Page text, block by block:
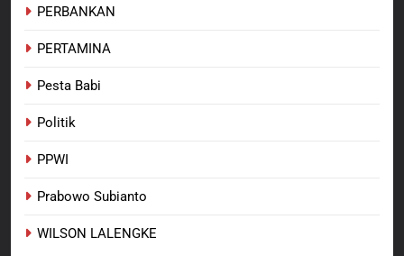
PERBANKAN
PERTAMINA
Pesta Babi
Politik
PPWI
Prabowo Subianto
WILSON LALENGKE